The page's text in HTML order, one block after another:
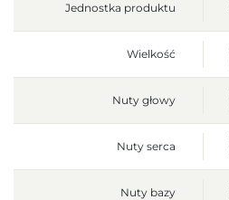
Jednostka produktu
Wielkość
Nuty głowy
Nuty serca
Nuty bazy